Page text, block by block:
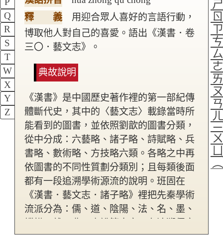
Q
R
S
T
W
X
Y
Z
釋 義
用迎合眾人喜好的言語行動，
博取他人對自己的喜愛。語出《漢書．卷
三〇．藝文志》。
典故說明
《漢書》是中國歷史著作裡的第一部紀傳
體斷代史，其中的〈藝文志〉載錄當時所
能看到的圖書，並依照劉歆的圖書分類，
從中分成：六藝略、諸子略、詩賦略、兵
書略、數術略、方技略六類。各略之中再
依圖書的不同性質劃分類別；且每類後面
都有一段追溯學術源流的說明。班固在
《漢書．藝文志．諸子略》裡把先秦學術
流派分為：儒、道、陰陽、法、名、墨、
這個流派的源頭時，指出儒家是來自專門